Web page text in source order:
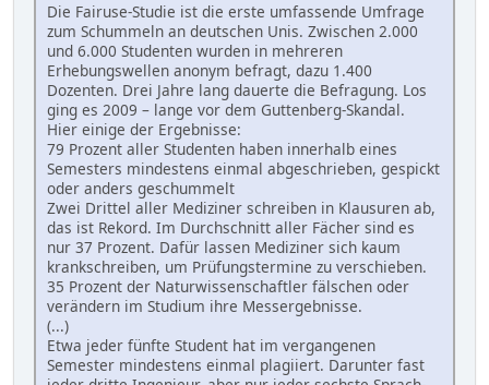
Die Fairuse-Studie ist die erste umfassende Umfrage
zum Schummeln an deutschen Unis. Zwischen 2.000
und 6.000 Studenten wurden in mehreren
Erhebungswellen anonym befragt, dazu 1.400
Dozenten. Drei Jahre lang dauerte die Befragung. Los
ging es 2009 – lange vor dem Guttenberg-Skandal.
Hier einige der Ergebnisse:
79 Prozent aller Studenten haben innerhalb eines
Semesters mindestens einmal abgeschrieben, gespickt
oder anders geschummelt
Zwei Drittel aller Mediziner schreiben in Klausuren ab,
das ist Rekord. Im Durchschnitt aller Fächer sind es
nur 37 Prozent. Dafür lassen Mediziner sich kaum
krankschreiben, um Prüfungstermine zu verschieben.
35 Prozent der Naturwissenschaftler fälschen oder
verändern im Studium ihre Messergebnisse.
(...)
Etwa jeder fünfte Student hat im vergangenen
Semester mindestens einmal plagiiert. Darunter fast